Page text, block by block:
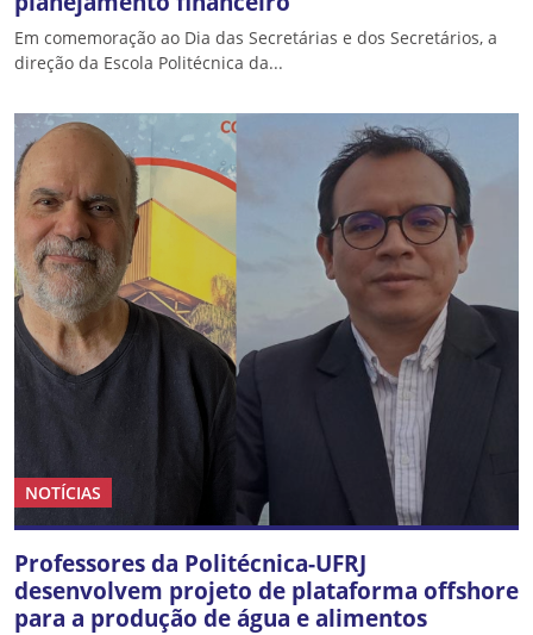
Em comemoração ao Dia das Secretárias e dos Secretários, a
direção da Escola Politécnica da...
NOTÍCIAS
Professores da Politécnica-UFRJ
desenvolvem projeto de plataforma offshore
para a produção de água e alimentos